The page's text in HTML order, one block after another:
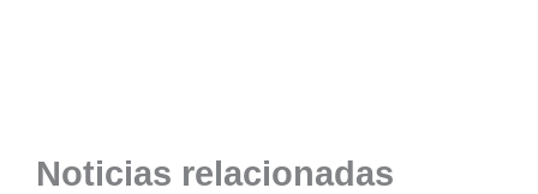
Noticias relacionadas